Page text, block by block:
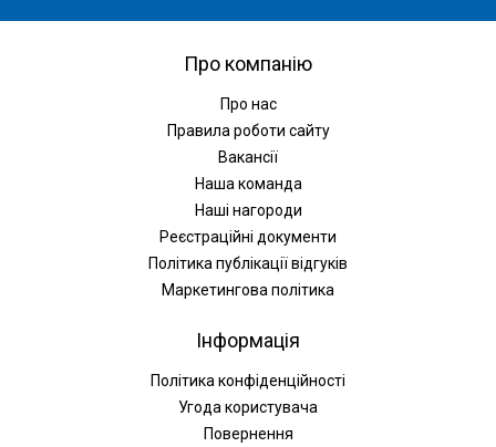
Про компанію
Про нас
Правила роботи сайту
Вакансії
Наша команда
Наші нагороди
Реєстраційні документи
Політика публікації відгуків
Маркетингова політика
Інформація
Політика конфіденційності
Угода користувача
Повернення